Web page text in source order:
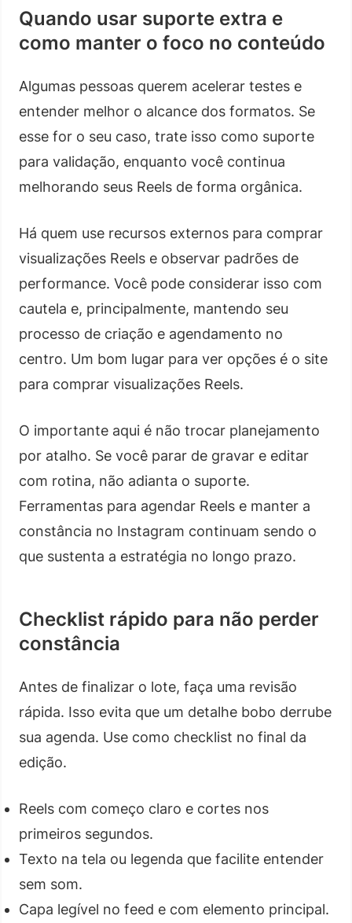
Quando usar suporte extra e
como manter o foco no conteúdo
Algumas pessoas querem acelerar testes e
entender melhor o alcance dos formatos. Se
esse for o seu caso, trate isso como suporte
para validação, enquanto você continua
melhorando seus Reels de forma orgânica.
Há quem use recursos externos para comprar
visualizações Reels e observar padrões de
performance. Você pode considerar isso com
cautela e, principalmente, mantendo seu
processo de criação e agendamento no
centro. Um bom lugar para ver opções é o site
para comprar visualizações Reels.
O importante aqui é não trocar planejamento
por atalho. Se você parar de gravar e editar
com rotina, não adianta o suporte.
Ferramentas para agendar Reels e manter a
constância no Instagram continuam sendo o
que sustenta a estratégia no longo prazo.
Checklist rápido para não perder
constância
Antes de finalizar o lote, faça uma revisão
rápida. Isso evita que um detalhe bobo derrube
sua agenda. Use como checklist no final da
edição.
Reels com começo claro e cortes nos
primeiros segundos.
Texto na tela ou legenda que facilite entender
sem som.
Capa legível no feed e com elemento principal.